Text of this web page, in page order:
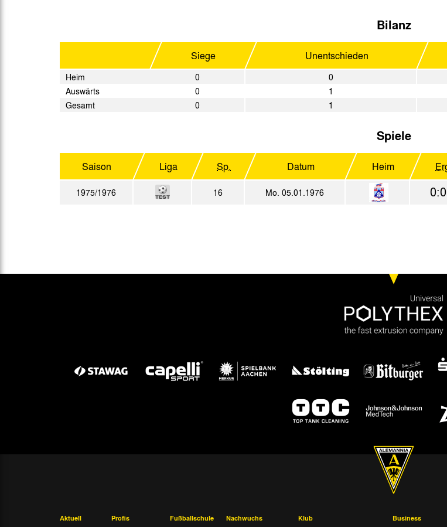
Bilanz
Siege Unentschieden
Heim 0 0
Auswärts
0 1
Gesamt
0 1
Spiele
Saison Liga Sp. Datum Heim
1975/1976 16 Mo. 05.01.1976 0:0
Aktuell Profis Fußballschule Nachwuchs Klub Business